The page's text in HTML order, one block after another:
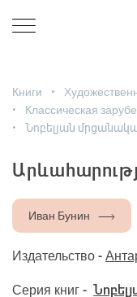
Книги
Классическая
Նոբելյան
Иван Бунин
Издательство -
Серия книг -